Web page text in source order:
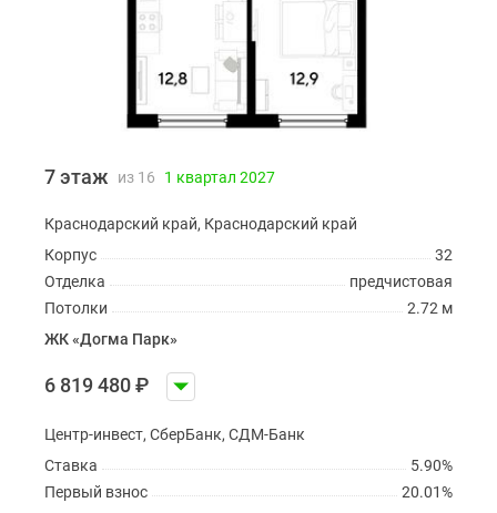
7 этаж из 16 1 квартал 2027
Краснодарский край, Краснодарский край
32
Корпус
предчистовая
Отделка
2.72 м
Потолки
ЖК «Догма Парк»
6 819 480₽
Центр-инвест, СберБанк, СДМ-Банк
5.90%
Ставка
20.01%
Первый взнос